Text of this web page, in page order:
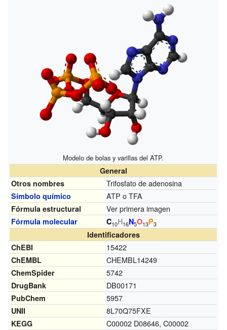
Modelo de bolas y varillas del ATP.
General
Otros nombres
Trifosfato de adenosina
Símbolo químico ATP o TFA
Fórmula estructural Ver primera imagen
Fórmula molecular C10H16N5O13P3
Identificadores
ChEBI
15422
ChEMBL CHEMBL14249
ChemSpider 5742
DrugBank DB00171
PubChem 5957
UNII 8L70Q75FXE
KEGG C00002 D08646, C00002